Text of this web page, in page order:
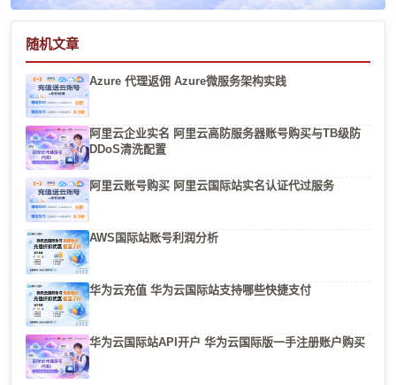
随机文章
Azure 代理返佣 Azure微服务架构实践
阿里云企业实名 阿里云高防服务器账号购买与TB级防
DDoS清洗配置
阿里云账号购买 阿里云国际站实名认证代过服务
AWS国际站账号利润分析
华为云充值 华为云国际站支持哪些快捷支付
华为云国际站API开户 华为云国际版一手注册账户购买